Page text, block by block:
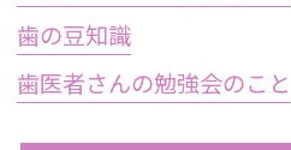
歯の豆知識
歯医者さんの勉強会のこと